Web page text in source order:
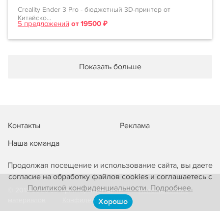
Продолжая посещение и использование сайта, вы даете
согласие на обработку файлов cookies и соглашаетесь с
Политикой конфиденциальности. Подробнее.
Хорошо
Creality Ender 3 Pro - бюджетный 3D-принтер от
Китайско...
5 предложений от 19500 ₽
Показать больше
Контакты
Реклама
Наша команда
© 2013-2026 3D-принтеры сегодня!
Использование
Конфиденциальность